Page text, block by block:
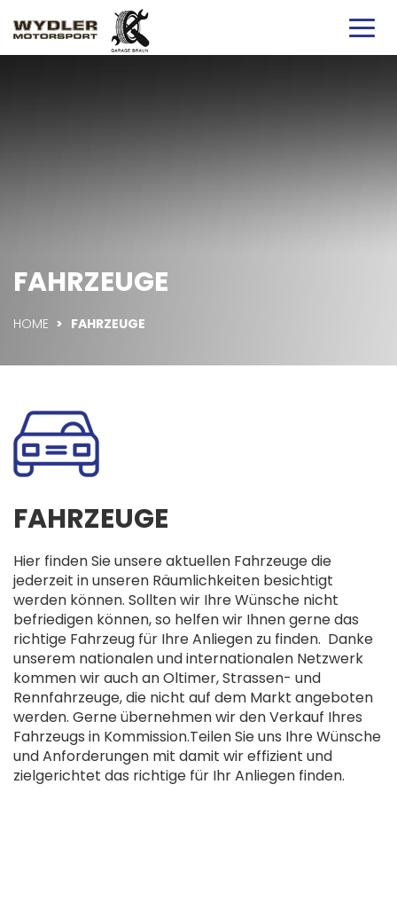
FAHRZEUGE
HOME > FAHRZEUGE
FAHRZEUGE
Hier finden Sie unsere aktuellen Fahrzeuge die
jederzeit in unseren Räumlichkeiten besichtigt
werden können. Sollten wir Ihre Wünsche nicht
befriedigen können, so helfen wir Ihnen gerne das
richtige Fahrzeug für Ihre Anliegen zu finden. Danke
unserem nationalen und internationalen Netzwerk
kommen wir auch an Oltimer, Strassen- und
Rennfahrzeuge, die nicht auf dem Markt angeboten
werden. Gerne übernehmen wir den Verkauf Ihres
Fahrzeugs in Kommission.Teilen Sie uns Ihre Wünsche
und Anforderungen mit damit wir effizient und
zielgerichtet das richtige für Ihr Anliegen finden.